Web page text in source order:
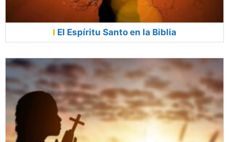
El Espíritu Santo en la Biblia